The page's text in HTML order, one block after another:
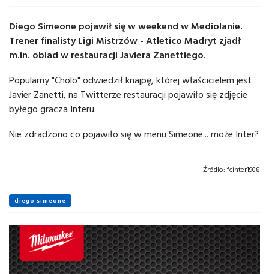
Diego Simeone pojawił się w weekend w Mediolanie.
Trener finalisty Ligi Mistrzów - Atletico Madryt zjadł
m.in. obiad w restauracji Javiera Zanettiego.
Popularny "Cholo" odwiedził knajpę, której właścicielem jest
Javier Zanetti, na Twitterze restauracji pojawiło się zdjęcie
byłego gracza Interu.
Nie zdradzono co pojawiło się w menu Simeone... może Inter?
Źródło: fcinter1908
diego simeone